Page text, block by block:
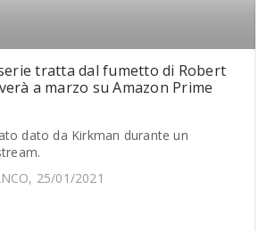
tratta dal fumetto di Robert
a marzo su Amazon Prime
dato da Kirkman durante un
25/01/2021